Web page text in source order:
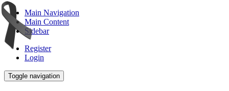
Main Navigation
Main Content
Sidebar
Register
Login
Toggle navigation